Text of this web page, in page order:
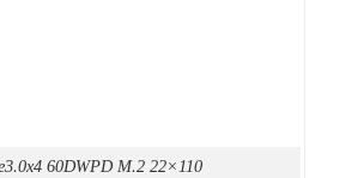
60DWPD M.2 22×110